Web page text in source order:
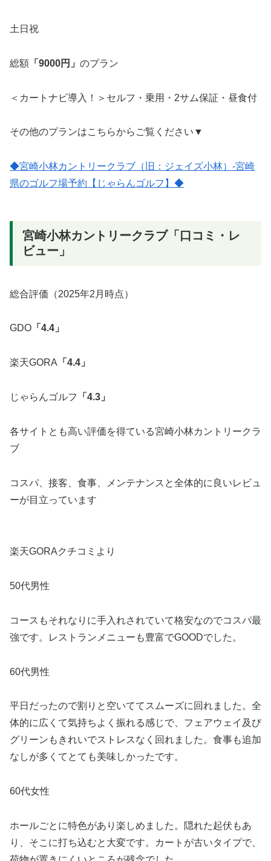
土日祝
総額 「9000円」 のプラン
＜カートナビ導入！＞セルフ・乗用・2サム保証・昼食付
その他のプランはこちらからご覧ください▼
◆宮崎小林カントリークラブ（旧：ジェイズ小林）‐宮崎
県のゴルフ場予約【じゃらんゴルフ】◆
宮崎小林カントリークラブ「口コミ・レ
ビュー」
総合評価（2025年2月時点）
GDO 「4.4」
楽天GORA 「4.4」
じゃらんゴルフ 「4.3」
各サイトとも高い評価を得ている宮崎小林カントリークラ
ブ
コスパ、接客、食事、メンテナンスと全体的に良いレビュ
ーが目立っています
楽天GORAクチコミより
50代男性
コースもそれなりに手入れされていて格安なのでコスパ最
強です。レストランメニューも豊富でGOODでした。
60代男性
平日だったので割りと空いててスムーズに回れました。全
体的に広くて気持ちよく振れる感じで、フェアウェイ及び
グリーンもきれいでストレスなく回れました。食事も追加
なしが多くてとても美味しかったです。
60代女性
ホールごとに特色があり楽しめました。隠れた起伏もあ
り、そこに打ち込むと大変です。カートが古いタイプで、